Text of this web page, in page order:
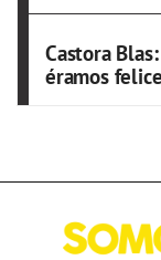
Castora
éramos